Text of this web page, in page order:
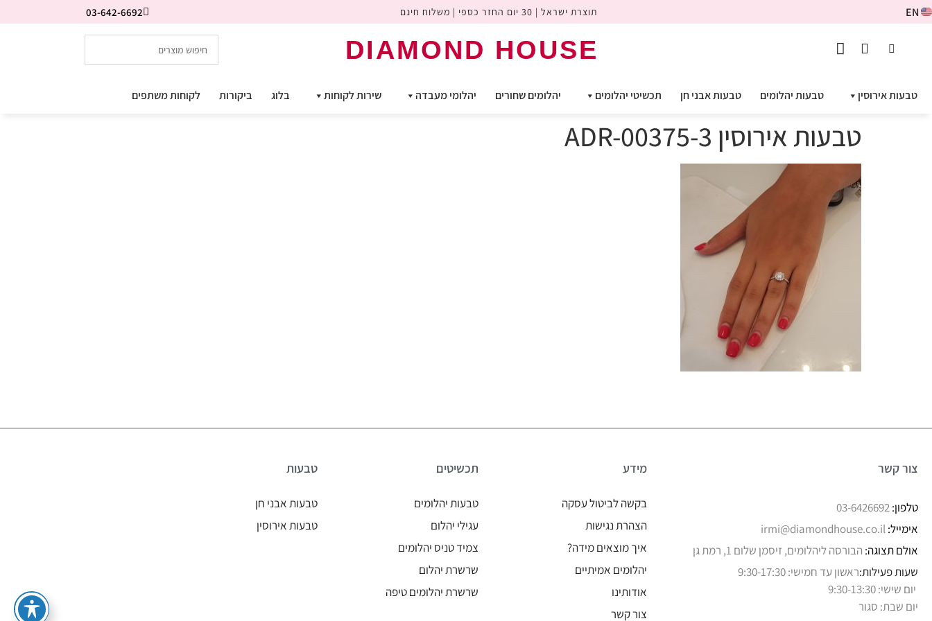
EN תוצרת ישראל | 30 יום החזר כספי | משלוח חינם 03-642-6692
DIAMOND HOUSE
טבעות אירוסין טבעות יהלומים טבעות אבני חן תכשיטי יהלומים יהלומים שחורים יהלומי מעבדה שירות לקוחות בלוג ביקורות לקוחות משתפים
טבעות אירוסין ADR-00375-3
צור קשר
טלפון:03-6426692
אימייל:irmi@diamondhouse.co.il
אולם תצוגה: הבורסה ליהלומים, זיסמן שלום 1, רמת גן
שעות פעילות:ראשון עד חמישי: 9:30-17:30
יום שישי: 9:30-13:30
יום שבת: סגור
מידע
בקשה לביטול עסקה
הצהרת נגישות
איך מוצאים מידה?
יהלומים אמיתיים
אודותינו
צור קשר
תכשיטים
טבעות יהלומים
עגילי יהלום
צמיד טניס יהלומים
שרשרת יהלום
שרשרת יהלומים טיפה
טבעות
טבעות אבני חן
טבעות אירוסין